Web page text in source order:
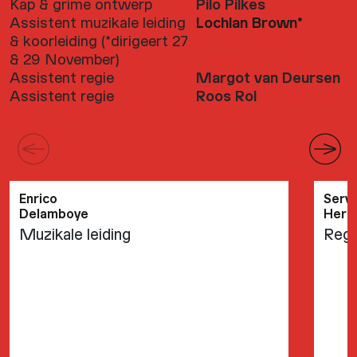
Kap & grime ontwerp
Pilo Pilkes
Assistent muzikale leiding
& koorleiding (*dirigeert 27
& 29 November)
Lochlan Brown*
Assistent regie
Margot van Deursen
Assistent regie
Roos Rol
Enrico
Delamboye
Muzikale leiding